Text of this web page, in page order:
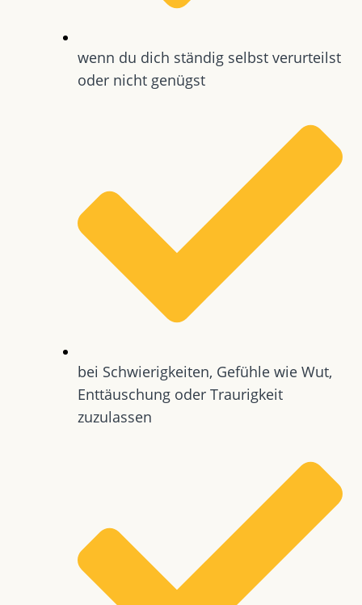
wenn du dich ständig selbst verurteilst
oder nicht genügst
bei Schwierigkeiten, Gefühle wie Wut,
Enttäuschung oder Traurigkeit
zuzulassen